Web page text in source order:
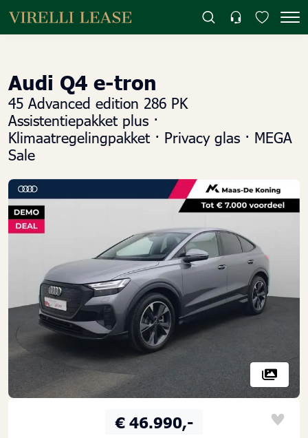
Audi Q4 e-tron
45 Advanced edition 286 PK
Assistentiepakket plus ·
Klimaatregelingpakket · Privacy glas · MEGA
Sale
€ 46.990,-